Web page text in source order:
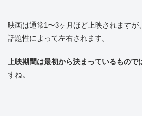
映画は通常1〜3ヶ月ほど上映されますが
話題性によって左右されます。
上映期間は最初から決まっているもので
すね。